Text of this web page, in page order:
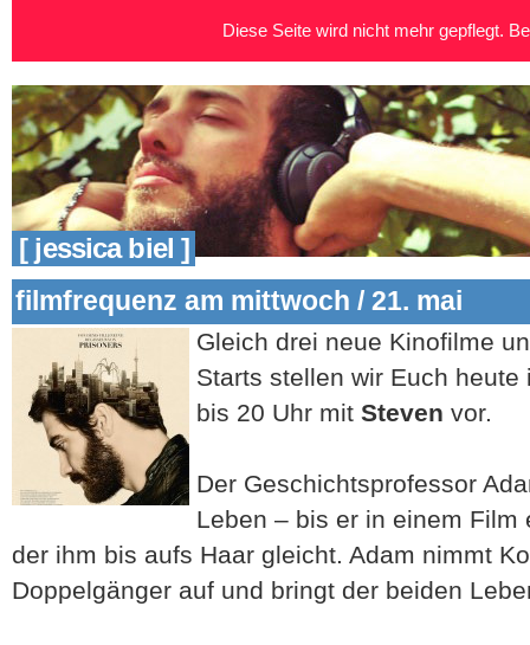
[ jessica biel ]
filmfrequenz am mittwoch / 21. mai
Gleich drei neue Kinofilme
Starts stellen wir Euch
bis 20 Uhr mit Steven vor.
Der Geschichtsprofessor
Leben – bis er in einem
der ihm bis aufs Haar gleicht. Adam nimmt
Doppelgänger auf und bringt der beiden
Diese Seite wird nicht mehr gepflegt.